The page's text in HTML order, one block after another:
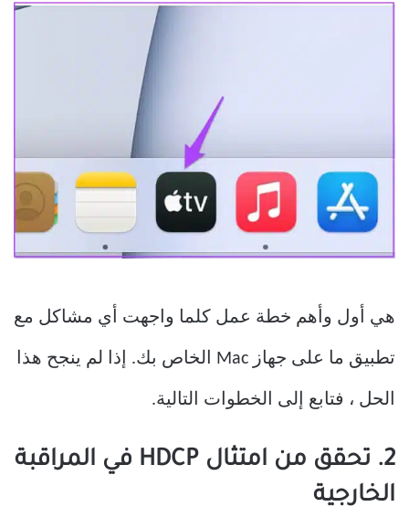
هي أول وأهم خطة عمل كلما واجهت أي مشاكل مع
تطبيق ما على جهاز Mac الخاص بك. إذا لم ينجح هذا
الحل ، فتابع إلى الخطوات التالية.
2. تحقق من امتثال HDCP في المراقبة
الخارجية